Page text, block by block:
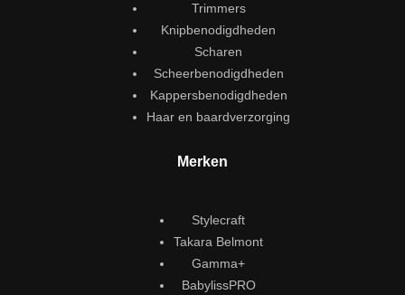
Trimmers
Knipbenodigdheden
Scharen
Scheerbenodigdheden
Kappersbenodigdheden
Haar en baardverzorging
Merken
Stylecraft
Takara Belmont
Gamma+
BabylissPRO